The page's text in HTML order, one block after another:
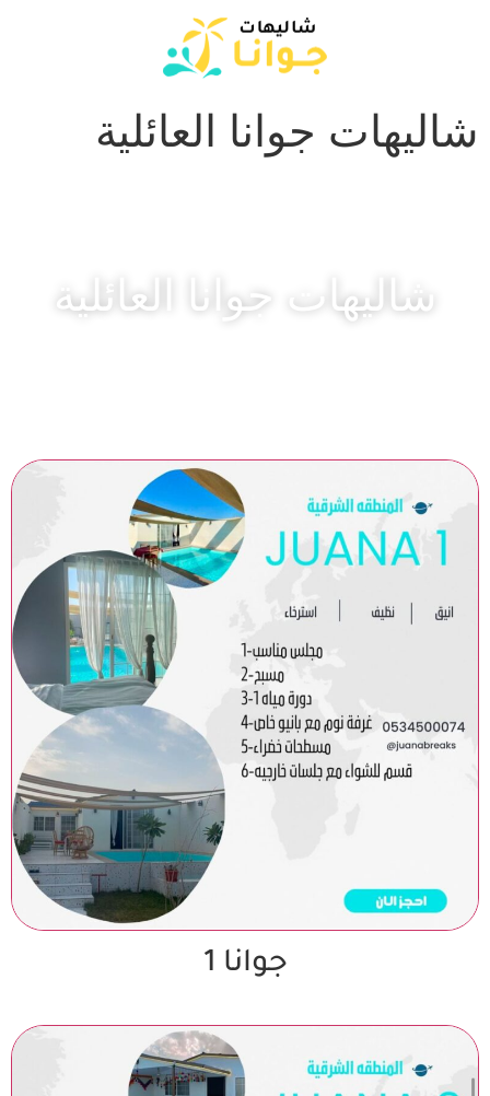
شاليهات جوانا العائلية
شاليهات جوانا العائلية
جوانا 1